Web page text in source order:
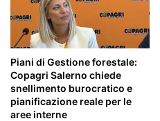
Piani di Gestione forestale:
Copagri Salerno chiede
snellimento burocratico e
pianificazione reale per le
aree interne